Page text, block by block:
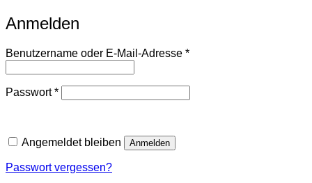
Anmelden
Benutzername oder E-Mail-Adresse *Erforderlich
Passwort*Erforderlich
Angemeldet bleiben Anmelden
Passwort vergessen?